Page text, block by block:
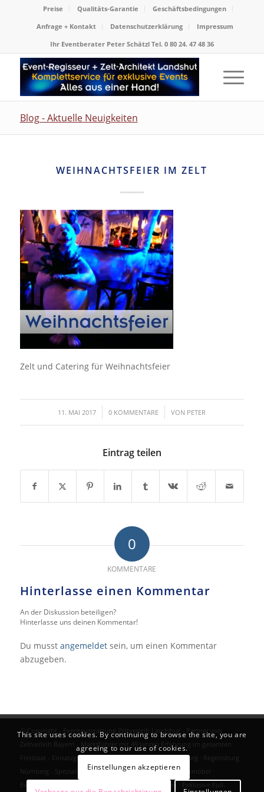
Preise Qualitäts-Garantie
Geschäftsbedingungen
Anfrage + Kontakt
Datenschutzerklärung
Impressum
Ihr Eventberater Peter Schätzl Tel. 0 80 24. 47 48 36
Blog - Aktuelle Neuigkeiten
WEIHNACHTSFEIER IM ZELT
Zelt und Catering für Weihnachtsfeier
11. MAI 2017
/ 0 KOMMENTARE
/ VON PETER
Eintrag teilen
0
KOMMENTARE
Hinterlasse einen Kommentar
An der Diskussion beteiligen?
Hinterlasse uns deinen Kommentar!
Du musst angemeldetsein, um einen Kommentar
abzugeben.
© Copyright - Eventausstattung Zeltverleih Landshut - Partner von
Zeltverleih Bayern - Marktführer mit 49 Jahren Erfahrung im gesamten
Freistaat - Einsatzgebiete: München · Ingolstadt · Augsburg · Regensburg ·
Nürnberg - Spezialisierung: Premium-Zeltanlagen · Eventmöbel ·
Eventlogistik · Veranstaltungstechnik · VIP-Toiletten · Exklusive Full-
This site uses cookies. By continuing to browse the site, you are
agreeing to our use of cookies.
Einstellungen akzeptieren